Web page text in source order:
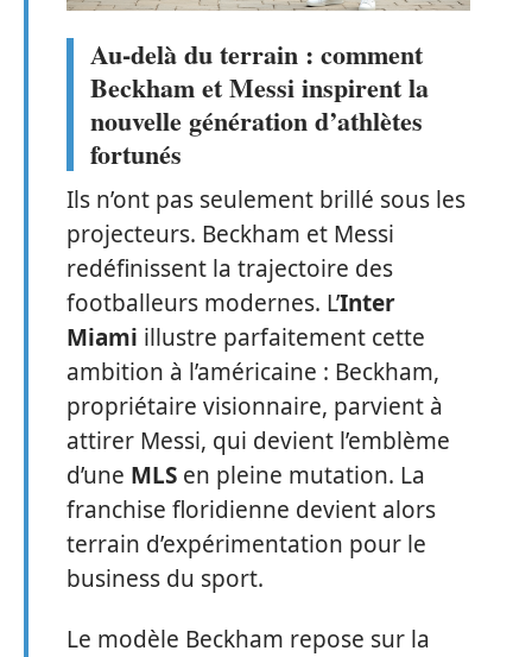
Au-delà du terrain : comment
Beckham et Messi inspirent la
nouvelle génération d’athlètes
fortunés
Ils n’ont pas seulement brillé sous les
projecteurs. Beckham et Messi
redéfinissent la trajectoire des
footballeurs modernes. L’Inter
Miami illustre parfaitement cette
ambition à l’américaine : Beckham,
propriétaire visionnaire, parvient à
attirer Messi, qui devient l’emblème
d’une MLS en pleine mutation. La
franchise floridienne devient alors
terrain d’expérimentation pour le
business du sport.
Le modèle Beckham repose sur la